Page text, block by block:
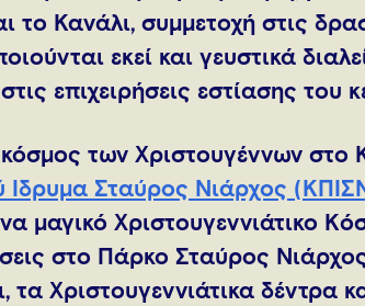
το Κανάλι, συμμετοχή στις
εκεί και γευστικά
επιχειρήσεις εστίασης του
των Χριστουγέννων στο
Ίδρυμα Σταύρος Νιάρχος
μαγικό Χριστουγεννιάτικο
στο Πάρκο Σταύρος
τα Χριστουγεννιάτικα δέντρα